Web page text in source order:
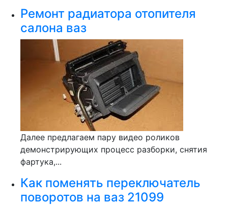
Ремонт радиатора отопителя
салона ваз
Далее предлагаем пару видео роликов
демонстрирующих процесс разборки, снятия
фартука,...
Как поменять переключатель
поворотов на ваз 21099